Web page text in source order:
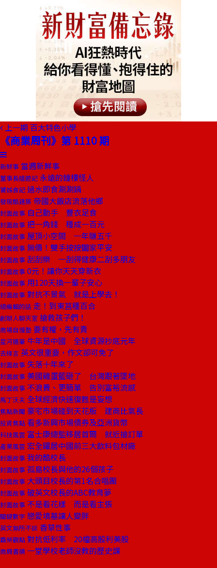
上一期 百大特色小學
《商業周刊》第 1110 期
新鮮事 當週新鮮事
董事長嬉遊記 永遠的鐘樓怪人
饕姊食記 過水即食涮涮鍋
發現酷建築 帝國大飯店流落他鄉
封面故事 自己動手 豐衣足食
封面故事 把一角錢 種成一百元
封面故事 屋頂小空間 一年賺五千
封面故事 無價！雙手按按闔家平安
封面故事 刮刮樂 一刮得健康二刮多朋友
封面故事 0元！讓你天天穿新衣
封面故事 用120天換一輩子安心
封面故事 對抗不景氣 就是上學去！
總編輯的話 走！到東莒種百合
創辦人聊天室 搶救孩子們！
商場自慢塾 要有權，先有責
星河隨筆 牛年是中國 全球資源抄底元年
去梯言 英文很重要，作文卻可免了
封面故事 失落十年來了
封面故事 美國雞蛋籃砸了 台灣跟著墜地
封面故事 不浪費、更簡單 告別富裕流感
馬丁沃夫 全球經濟快速復甦是妄想
焦點新聞 豪宅市場碰到天花板 建商比氣長
投資焦點 看多新興市場債券及亞洲貨幣
科技風雲 富士康總監移居首爾 就近搶訂單
產業風雲 宏全躍居中國前三大飲料包材廠
封面故事 我的酷校長
封面故事 孤島校長與他的26個孩子
封面故事 大頭目校長的第1名合唱團
封面故事 破英文校長的ABC教育夢
封面故事 不是看花樣 而是看主張
關鍵數字 戀愛墳墓讓人變胖
英文無所不談 香草性事
霸榮觀點 對抗低利率 20檔高股利美股
商周書摘 一堂學校老師沒教的歷史課